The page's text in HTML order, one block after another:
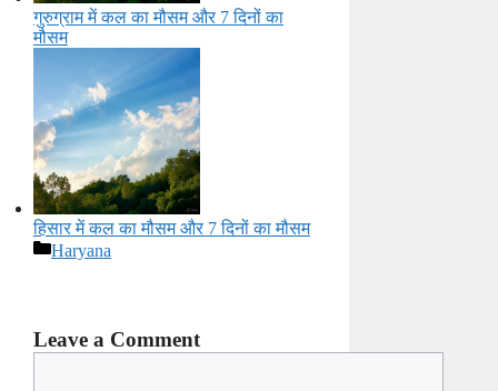
गुरुग्राम में कल का मौसम और 7 दिनों का
मौसम
हिसार में कल का मौसम और 7 दिनों का मौसम
Categories
Haryana
Leave a Comment